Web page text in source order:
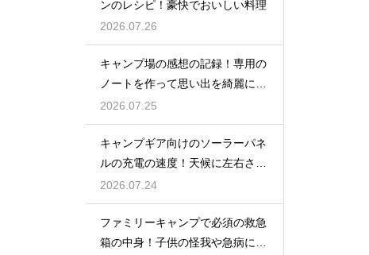
ンのレシピ！豪快でおいしい料理
2026.07.26
キャンプ場の感想の記録！専用の
ノートを作って思い出を綺麗に残
そう
2026.07.25
キャンプギア向けのソーラーパネ
ルの充電の速度！天候に左右され
ない選び方
2026.07.24
ファミリーキャンプで必須の救急
箱の中身！子供の怪我や急病に備